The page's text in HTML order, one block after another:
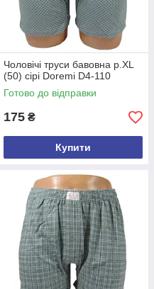
Чоловічі труси бавовна р.XL
(50) сірі Doremi D4-110
Готово до відправки
175 ₴
Купити